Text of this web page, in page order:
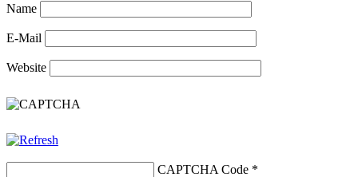
Name
E-Mail
Website
CAPTCHA Code *